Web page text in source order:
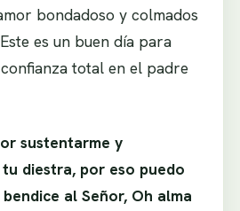
bondadoso y colmados
es un buen día para
total en el padre
sustentarme y
diestra, por eso puedo
al Señor, Oh alma